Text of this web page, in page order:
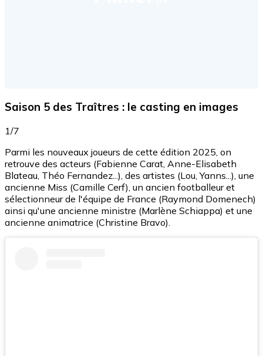
Saison 5 des Traîtres : le casting en images
1/7
Parmi les nouveaux joueurs de cette édition 2025, on
retrouve des acteurs (Fabienne Carat, Anne-Elisabeth
Blateau, Théo Fernandez...), des artistes (Lou, Yanns...), une
ancienne Miss (Camille Cerf), un ancien footballeur et
sélectionneur de l'équipe de France (Raymond Domenech)
ainsi qu'une ancienne ministre (Marlène Schiappa) et une
ancienne animatrice (Christine Bravo).